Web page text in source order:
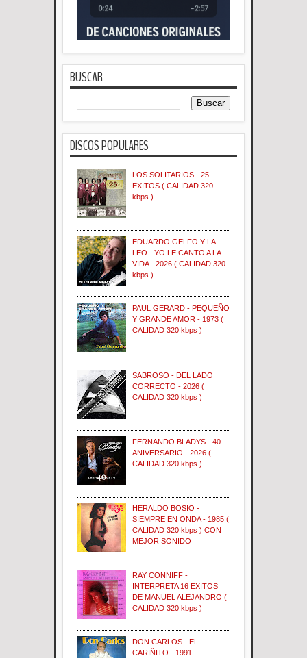
BUSCAR
DISCOS POPULARES
LOS SOLITARIOS - 25
EXITOS ( CALIDAD 320
kbps )
EDUARDO GELFO Y LA
LEO - YO LE CANTO A LA
VIDA - 2026 ( CALIDAD 320
kbps )
PAUL GERARD - PEQUEÑO
Y GRANDE AMOR - 1973 (
CALIDAD 320 kbps )
SABROSO - DEL LADO
CORRECTO - 2026 (
CALIDAD 320 kbps )
FERNANDO BLADYS - 40
ANIVERSARIO - 2026 (
CALIDAD 320 kbps )
HERALDO BOSIO -
SIEMPRE EN ONDA - 1985 (
CALIDAD 320 kbps ) CON
MEJOR SONIDO
RAY CONNIFF -
INTERPRETA 16 EXITOS
DE MANUEL ALEJANDRO (
CALIDAD 320 kbps )
DON CARLOS - EL
CARIÑITO - 1991